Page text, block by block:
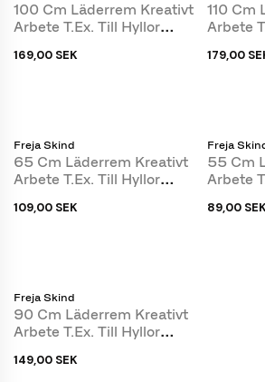
100 Cm Läderrem Kreativt
Arbete T.ex. Till Hyllor
169,00 SEK
110 Cm
Arbete
179,00
Freja Skind
65 Cm Läderrem Kreativt
Arbete T.ex. Till Hyllor
109,00 SEK
Freja
55 Cm
Arbete
89,00 SEK
Freja Skind
90 Cm Läderrem Kreativt
Arbete T.ex. Till Hyllor
149,00 SEK